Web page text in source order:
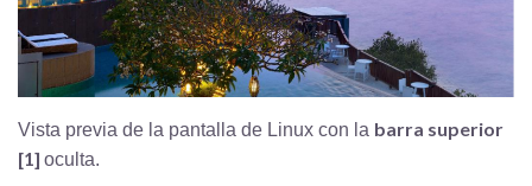
Vista previa de la pantalla de Linux con la barra superior
[1] oculta.